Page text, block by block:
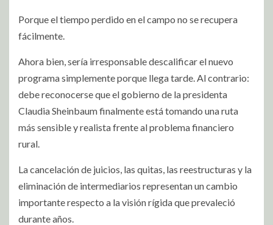
Porque el tiempo perdido en el campo no se recupera
fácilmente.
Ahora bien, sería irresponsable descalificar el nuevo
programa simplemente porque llega tarde. Al contrario:
debe reconocerse que el gobierno de la presidenta
Claudia Sheinbaum finalmente está tomando una ruta
más sensible y realista frente al problema financiero
rural.
La cancelación de juicios, las quitas, las reestructuras y la
eliminación de intermediarios representan un cambio
importante respecto a la visión rígida que prevaleció
durante años.